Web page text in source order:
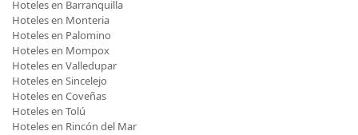
Hoteles en Barranquilla
Hoteles en Monteria
Hoteles en Palomino
Hoteles en Mompox
Hoteles en Valledupar
Hoteles en Sincelejo
Hoteles en Coveñas
Hoteles en Tolú
Hoteles en Rincón del Mar